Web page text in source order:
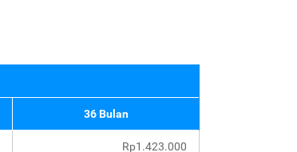
36 Bulan
Rp1.423.000